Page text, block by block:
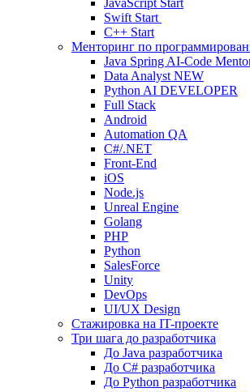
JavaScript Start
Swift Start
C++ Start
Менторинг по
Java Spring AI-Code
Data Analyst NEW
Python AI DEVELOPER
Full Stack
Android
Automation QA
C#/.NET
Front-End
iOS
Node.js
Unreal Engine
Golang
PHP
Python
SalesForce
Unity
DevOps
UI/UX Design
Стажировка на IT-проекте
Три шага до разработчика
До Java разработчика
До C# разработчика
До Python разработчика